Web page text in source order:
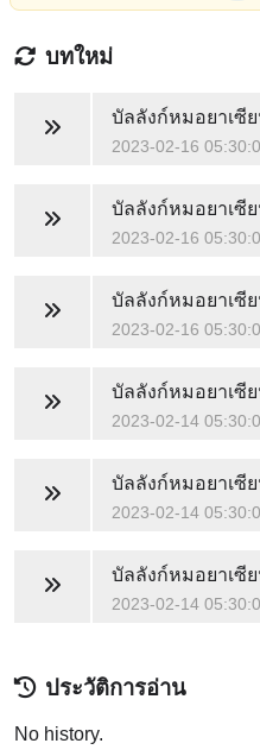
บทใหม่
บัลลังก์หมอยาเซี
2023-02-16
บัลลังก์หมอยาเซี
2023-02-16
บัลลังก์หมอยาเซี
2023-02-16
บัลลังก์หมอยาเซี
2023-02-14
บัลลังก์หมอยาเซี
2023-02-14
บัลลังก์หมอยาเซี
2023-02-14
ประวัติการอ่าน
No history.